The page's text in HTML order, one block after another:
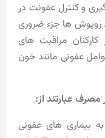
و کنترل عفونت در
روپوش ها جزء ضروری
مراقبت های
عفونی مانند خون
مصرف عبارتند از:
بیماری های عفونی